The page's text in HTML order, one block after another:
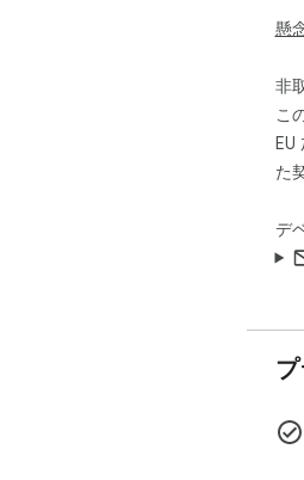
懸
デ
非
こ
EU
た